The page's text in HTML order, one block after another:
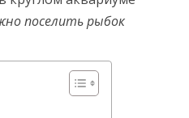
поселить рыбок